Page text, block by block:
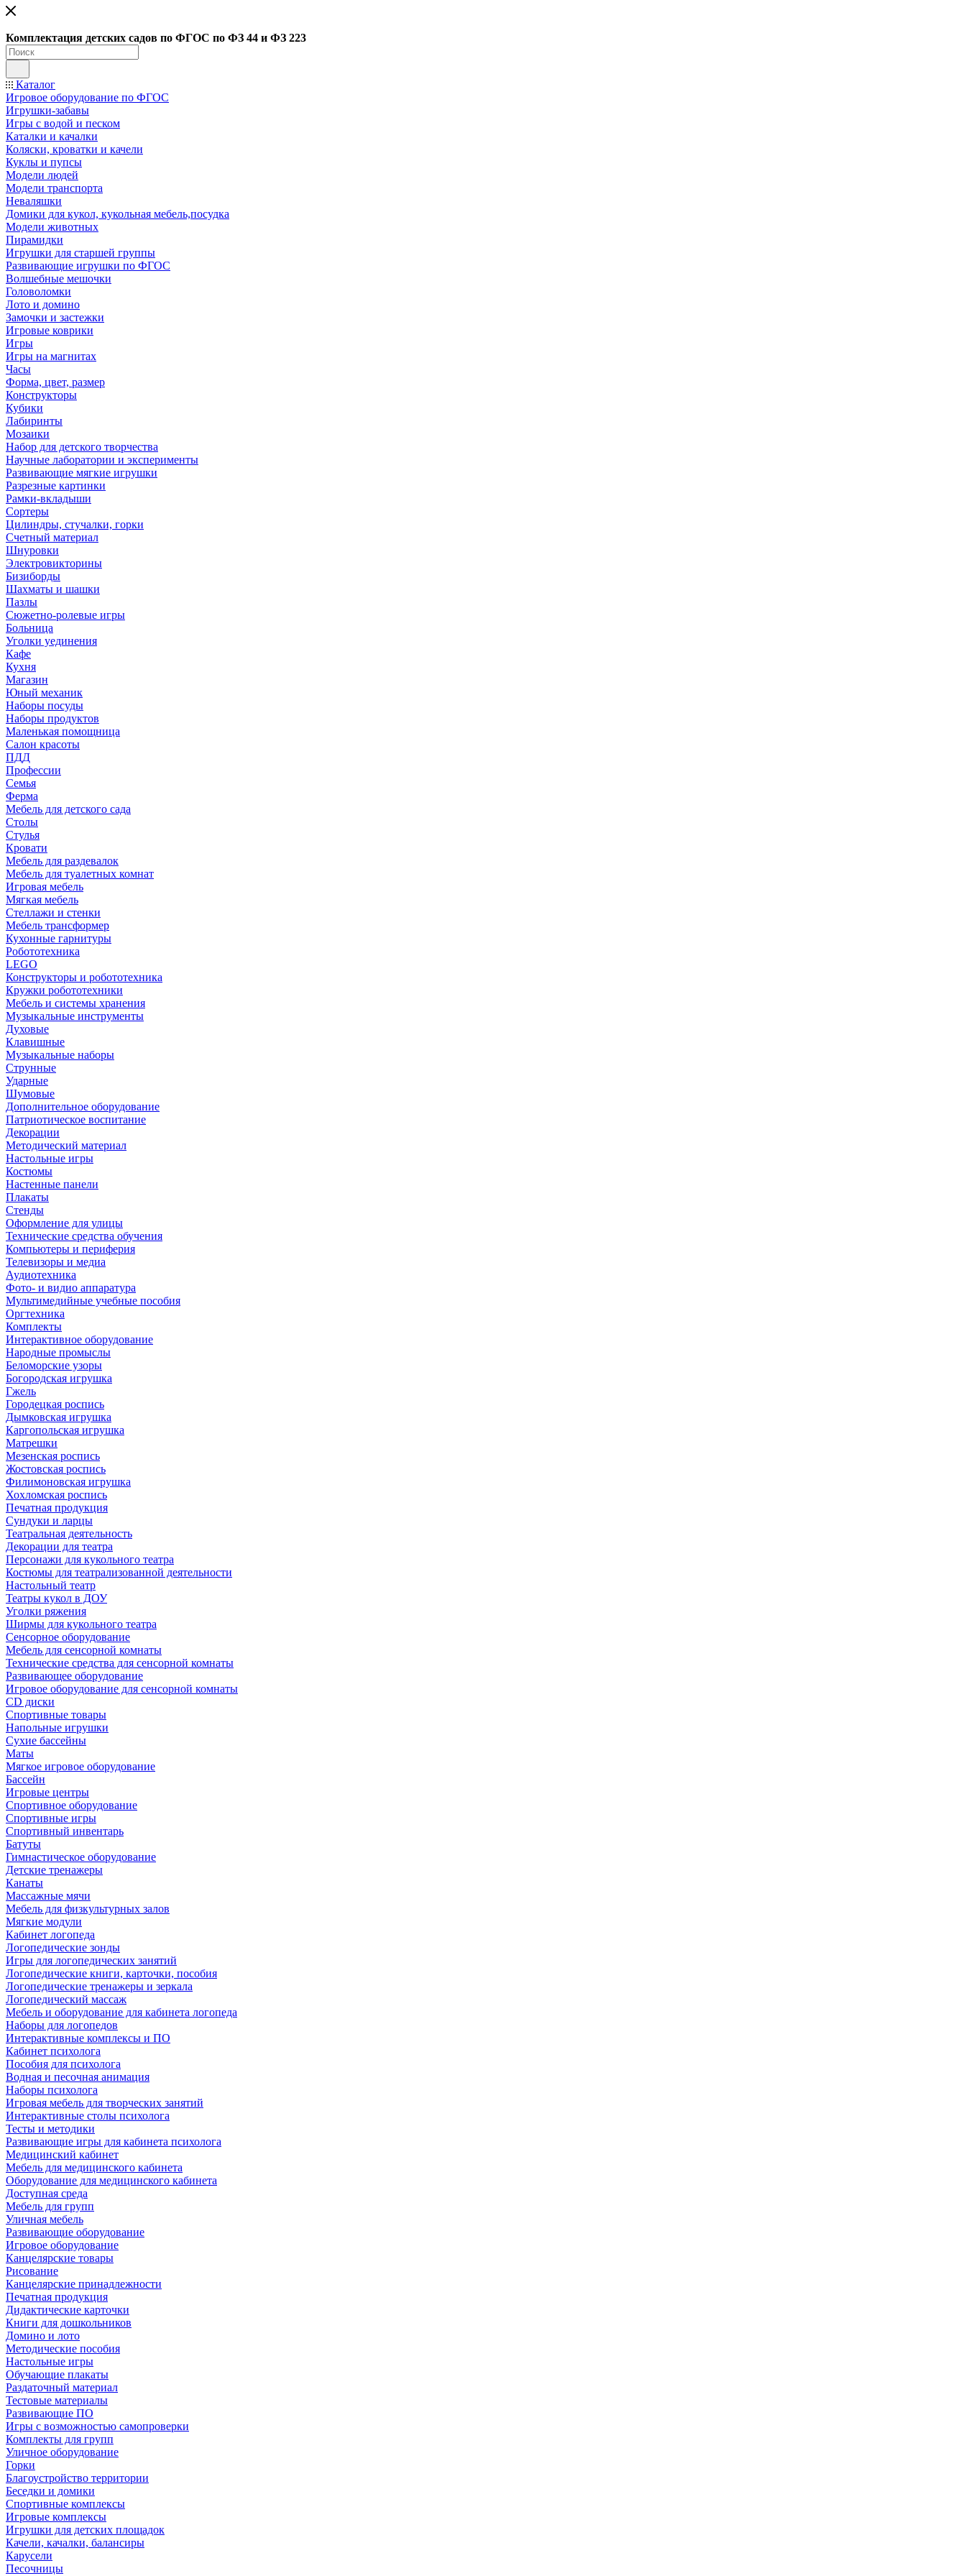
Комплектация детских садов по ФГОC по ФЗ 44 и ФЗ 223
Каталог
Игровое оборудование по ФГОС
Игрушки-забавы
Игры с водой и песком
Каталки и качалки
Коляски, кроватки и качели
Куклы и пупсы
Модели людей
Модели транспорта
Неваляшки
Домики для кукол, кукольная мебель,посудка
Модели животных
Пирамидки
Игрушки для старшей группы
Развивающие игрушки по ФГОС
Волшебные мешочки
Головоломки
Лото и домино
Замочки и застежки
Игровые коврики
Игры
Игры на магнитах
Часы
Форма, цвет, размер
Конструкторы
Кубики
Лабиринты
Мозаики
Набор для детского творчества
Научные лаборатории и эксперименты
Развивающие мягкие игрушки
Разрезные картинки
Рамки-вкладыши
Сортеры
Цилиндры, стучалки, горки
Счетный материал
Шнуровки
Электровикторины
Бизиборды
Шахматы и шашки
Пазлы
Сюжетно-ролевые игры
Больница
Уголки уединения
Кафе
Кухня
Магазин
Юный механик
Наборы посуды
Наборы продуктов
Маленькая помощница
Салон красоты
ПДД
Профессии
Семья
Ферма
Мебель для детского сада
Столы
Cтулья
Кровати
Мебель для раздевалок
Мебель для туалетных комнат
Игровая мебель
Мягкая мебель
Стеллажи и стенки
Мебель трансформер
Кухонные гарнитуры
Робототехника
LEGO
Конструкторы и робототехника
Кружки робототехники
Мебель и системы хранения
Музыкальные инструменты
Духовые
Клавишные
Музыкальные наборы
Струнные
Ударные
Шумовые
Дополнительное оборудование
Патриотическое воспитание
Декорации
Методический материал
Настольные игры
Костюмы
Настенные панели
Плакаты
Стенды
Оформление для улицы
Технические средства обучения
Компьютеры и периферия
Телевизоры и медиа
Аудиотехника
Фото- и видио аппаратура
Мультимедийные учебные пособия
Оргтехника
Комплекты
Интерактивное оборудование
Народные промыслы
Беломорские узоры
Богородская игрушка
Гжель
Городецкая роспись
Дымковская игрушка
Каргопольская игрушка
Матрешки
Мезенская роспись
Жостовская роспись
Филимоновская игрушка
Хохломская роспись
Печатная продукция
Сундуки и ларцы
Театральная деятельность
Декорации для театра
Персонажи для кукольного театра
Костюмы для театрализованной деятельности
Настольный театр
Театры кукол в ДОУ
Уголки ряжения
Ширмы для кукольного театра
Сенсорное оборудование
Мебель для сенсорной комнаты
Технические средства для сенсорной комнаты
Развивающее оборудование
Игровое оборудование для сенсорной комнаты
CD диски
Спортивные товары
Напольные игрушки
Сухие бассейны
Маты
Мягкое игровое оборудование
Бассейн
Игровые центры
Спортивное оборудование
Спортивные игры
Спортивный инвентарь
Батуты
Гимнастическое оборудование
Детские тренажеры
Канаты
Массажные мячи
Мебель для физкультурных залов
Мягкие модули
Кабинет логопеда
Логопедические зонды
Игры для логопедических занятий
Логопедические книги, карточки, пособия
Логопедические тренажеры и зеркала
Логопедический массаж
Мебель и оборудование для кабинета логопеда
Наборы для логопедов
Интерактивные комплексы и ПО
Кабинет психолога
Пособия для психолога
Водная и песочная анимация
Наборы психолога
Игровая мебель для творческих занятий
Интерактивные столы психолога
Тесты и методики
Развивающие игры для кабинета психолога
Медицинский кабинет
Мебель для медицинского кабинета
Оборудование для медицинского кабинета
Доступная среда
Мебель для групп
Уличная мебель
Развивающие оборудование
Игровое оборудование
Канцелярские товары
Рисование
Канцелярские принадлежности
Печатная продукция
Дидактические карточки
Книги для дошкольников
Домино и лото
Методические пособия
Настольные игры
Обучающие плакаты
Раздаточный материал
Тестовые материалы
Развивающие ПО
Игры с возможностью самопроверки
Комплекты для групп
Уличное оборудование
Горки
Благоустройство территории
Беседки и домики
Спортивные комплексы
Игровые комплексы
Игрушки для детских площадок
Качели, качалки, балансиры
Карусели
Песочницы